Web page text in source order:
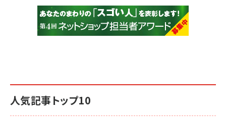
人気記事トップ10